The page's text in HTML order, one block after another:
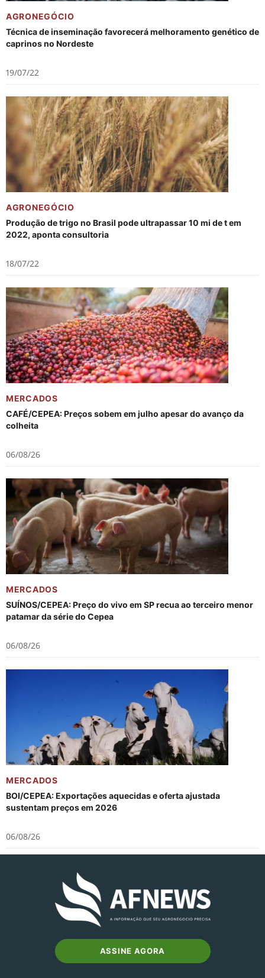
AGRONEGÓCIO
Técnica de inseminação favorecerá melhoramento genético de
caprinos no Nordeste
19/07/22
AGRONEGÓCIO
Produção de trigo no Brasil pode ultrapassar 10 mi de t em
2022, aponta consultoria
18/07/22
MERCADOS
CAFÉ/CEPEA: Preços sobem em julho apesar do avanço da
colheita
06/08/26
MERCADOS
SUÍNOS/CEPEA: Preço do vivo em SP recua ao terceiro menor
patamar da série do Cepea
06/08/26
MERCADOS
BOI/CEPEA: Exportações aquecidas e oferta ajustada
sustentam preços em 2026
06/08/26
ASSINE AGORA